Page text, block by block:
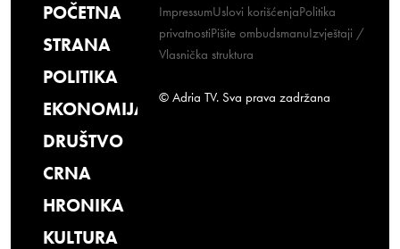
POČETNA
STRANA
POLITIKA
EKONOMIJA
DRUŠTVO
CRNA
HRONIKA
KULTURA
ImpressumUslovi korišćenjaPolitika
privatnostiPišite ombudsmanuIzvještaji /
Vlasnička struktura
© Adria TV. Sva prava zadržana